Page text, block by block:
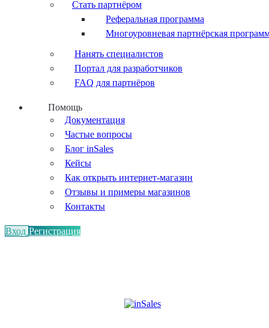
Стать партнёром
Реферальная программа
Многоуровневая партнёрская
Нанять специалистов
Портал для разработчиков
FAQ для партнёров
Помощь
Документация
Частые вопросы
Блог inSales
Кейсы
Как открыть интернет-магазин
Отзывы и примеры магазинов
Контакты
Вход Регистрация